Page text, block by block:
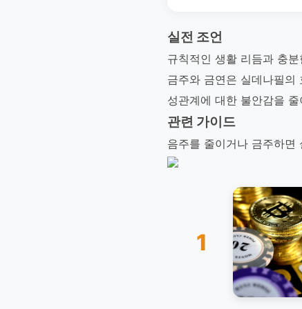
실전 조언
규칙적인 생활 리듬과 충
금주와 금연은 실데나필의
성관계에 대한 불안감을
관련 가이드
음주를 줄이거나 금주하면
1